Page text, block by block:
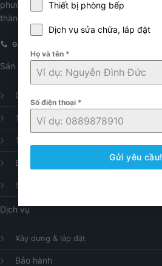
Thiết bị phòng bếp
Dịch vụ sửa chữa, lắp đặt
Họ và tên *
Số điện thoại *
Gửi yêu cầu!
phường Nghĩa Tân, quận Cầu Giấy
thành phố Hà Nội.
Gọi điện
Sản phẩm
Gạch ốp lát
Thiết bị vệ sinh
Thiết bị nhà bếp
Bình nóng lạnh
Sửa chữa điện nước
Dịch vụ
Xây dựng & lắp đặt
Bảo hành